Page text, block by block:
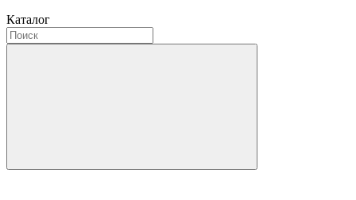
Каталог